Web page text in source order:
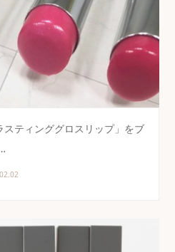
ティンググロスリップ」をブ